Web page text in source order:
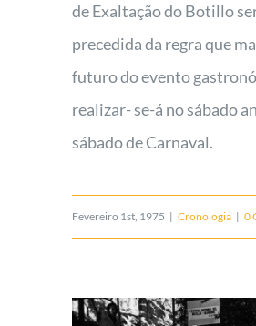
de Exaltação do Botillo
precedida da regra que
futuro do evento
realizar- se-á no sábado
sábado de Carnaval.
Fevereiro 1st, 1975 | Cronologia | 0